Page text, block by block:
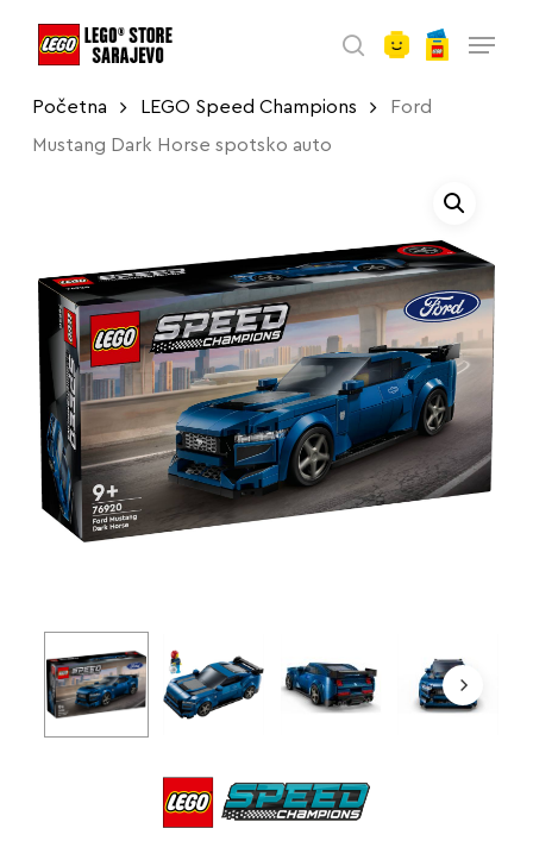
search
Početna LEGO Speed Champions Ford
Mustang Dark Horse spotsko auto